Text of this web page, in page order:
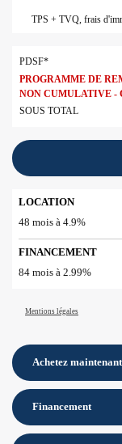
TPS + TVQ, frais
PDSF*
PROGRAMME DE
NON CUMULATIVE -
SOUS TOTAL
LOCATION
48 mois à 4.9%
FINANCEMENT
84 mois à 2.99%
Mentions légales
Achetez maintenant
Financement